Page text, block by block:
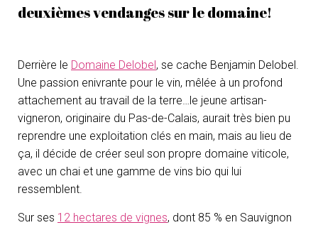
deuxièmes vendanges sur le domaine!
Derrière le Domaine Delobel, se cache Benjamin Delobel.
Une passion enivrante pour le vin, mêlée à un profond
attachement au travail de la terre…le jeune artisan-
vigneron, originaire du Pas-de-Calais, aurait très bien pu
reprendre une exploitation clés en main, mais au lieu de
ça, il décide de créer seul son propre domaine viticole,
avec un chai et une gamme de vins bio qui lui
ressemblent.
Sur ses 12 hectares de vignes, dont 85 % en Sauvignon